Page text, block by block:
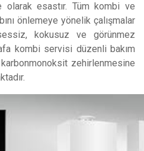
olarak esastır. Tüm kombi ve
önlemeye yönelik çalışmalar
kokusuz ve görünmez
kombi servisi düzenli bakım
zehirlenmesine